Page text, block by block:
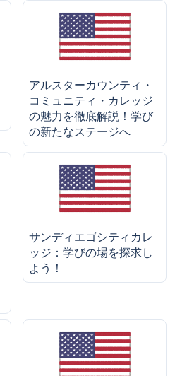
アルスターカウンティ・
コミュニティ・カレッジ
の魅力を徹底解説！学び
の新たなステージへ
サンディエゴシティカレ
ッジ：学びの場を探求し
よう！